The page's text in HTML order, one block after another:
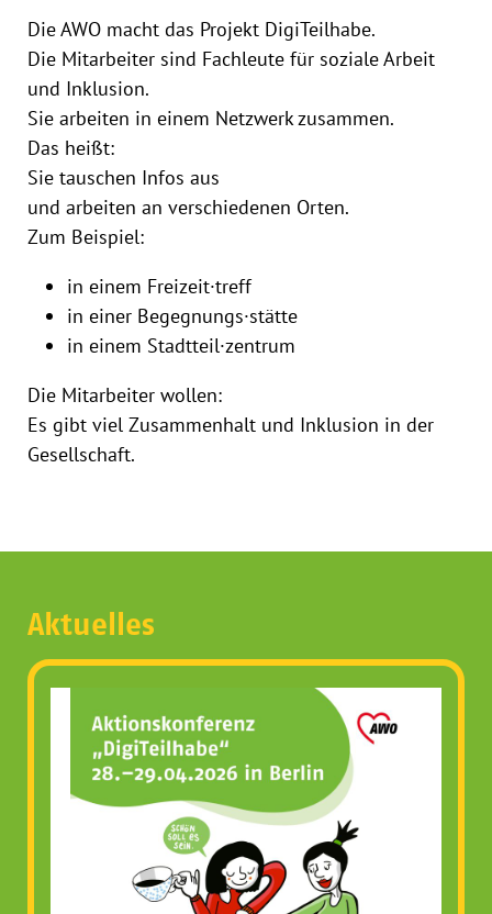
Die AWO macht das Projekt DigiTeilhabe.
Die Mitarbeiter sind Fachleute für soziale Arbeit
und Inklusion.
Sie arbeiten in einem Netzwerk zusammen.
Das heißt:
Sie tauschen Infos aus
und arbeiten an verschiedenen Orten.
Zum Beispiel:
in einem Freizeit·treff
in einer Begegnungs·stätte
in einem Stadtteil·zentrum
Die Mitarbeiter wollen:
Es gibt viel Zusammenhalt und Inklusion in der
Gesellschaft.
Aktuelles